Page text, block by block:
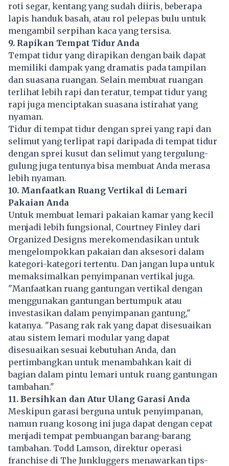
roti segar, kentang yang sudah diiris, beberapa
lapis handuk basah, atau rol pelepas bulu untuk
mengambil serpihan kaca yang tersisa.
9. Rapikan Tempat Tidur Anda
Tempat tidur yang dirapikan dengan baik dapat
memiliki dampak yang dramatis pada tampilan
dan suasana ruangan. Selain membuat ruangan
terlihat lebih rapi dan teratur, tempat tidur yang
rapi juga menciptakan suasana istirahat yang
nyaman.
Tidur di tempat tidur dengan sprei yang rapi dan
selimut yang terlipat rapi daripada di tempat tidur
dengan sprei kusut dan selimut yang tergulung-
gulung juga tentunya bisa membuat Anda merasa
lebih nyaman.
10. Manfaatkan Ruang Vertikal di Lemari
Pakaian Anda
Untuk membuat lemari pakaian kamar yang kecil
menjadi lebih fungsional, Courtney Finley dari
Organized Designs merekomendasikan untuk
mengelompokkan pakaian dan aksesori dalam
kategori-kategori tertentu. Dan jangan lupa untuk
memaksimalkan penyimpanan vertikal juga.
"Manfaatkan ruang gantungan vertikal dengan
menggunakan gantungan bertumpuk atau
investasikan dalam penyimpanan gantung,"
katanya. "Pasang rak rak yang dapat disesuaikan
atau sistem lemari modular yang dapat
disesuaikan sesuai kebutuhan Anda, dan
pertimbangkan untuk menambahkan kait di
bagian dalam pintu lemari untuk ruang gantungan
tambahan."
11. Bersihkan dan Atur Ulang Garasi Anda
Meskipun garasi berguna untuk penyimpanan,
namun ruang kosong ini juga dapat dengan cepat
menjadi tempat pembuangan barang-barang
tambahan. Todd Lamson, direktur operasi
franchise di The Junkluggers menawarkan tips-